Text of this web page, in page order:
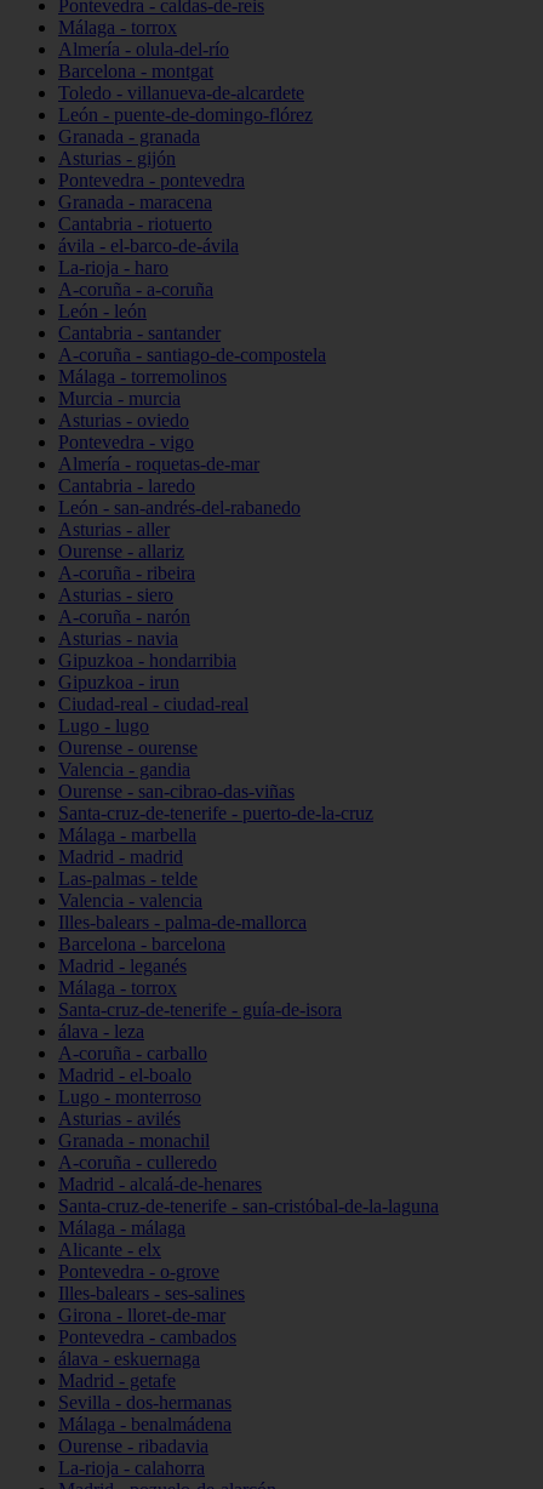
Pontevedra - caldas-de-reis
Málaga - torrox
Almería - olula-del-río
Barcelona - montgat
Toledo - villanueva-de-alcardete
León - puente-de-domingo-flórez
Granada - granada
Asturias - gijón
Pontevedra - pontevedra
Granada - maracena
Cantabria - riotuerto
ávila - el-barco-de-ávila
La-rioja - haro
A-coruña - a-coruña
León - león
Cantabria - santander
A-coruña - santiago-de-compostela
Málaga - torremolinos
Murcia - murcia
Asturias - oviedo
Pontevedra - vigo
Almería - roquetas-de-mar
Cantabria - laredo
León - san-andrés-del-rabanedo
Asturias - aller
Ourense - allariz
A-coruña - ribeira
Asturias - siero
A-coruña - narón
Asturias - navia
Gipuzkoa - hondarribia
Gipuzkoa - irun
Ciudad-real - ciudad-real
Lugo - lugo
Ourense - ourense
Valencia - gandia
Ourense - san-cibrao-das-viñas
Santa-cruz-de-tenerife - puerto-de-la-cruz
Málaga - marbella
Madrid - madrid
Las-palmas - telde
Valencia - valencia
Illes-balears - palma-de-mallorca
Barcelona - barcelona
Madrid - leganés
Málaga - torrox
Santa-cruz-de-tenerife - guía-de-isora
álava - leza
A-coruña - carballo
Madrid - el-boalo
Lugo - monterroso
Asturias - avilés
Granada - monachil
A-coruña - culleredo
Madrid - alcalá-de-henares
Santa-cruz-de-tenerife - san-cristóbal-de-la-laguna
Málaga - málaga
Alicante - elx
Pontevedra - o-grove
Illes-balears - ses-salines
Girona - lloret-de-mar
Pontevedra - cambados
álava - eskuernaga
Madrid - getafe
Sevilla - dos-hermanas
Málaga - benalmádena
Ourense - ribadavia
La-rioja - calahorra